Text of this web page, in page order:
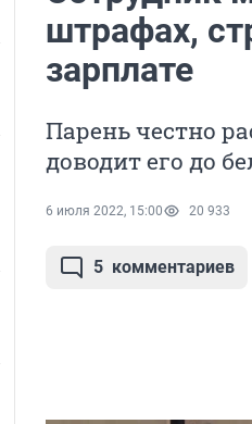
штрафах,
зарплате
Парень честно
доводит его до
6 июля 2022, 15:00 20 933
5 комментариев